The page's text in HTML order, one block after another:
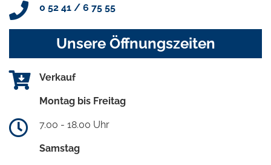
0 52 41 / 6 75 55
Unsere Öffnungszeiten
Verkauf
Montag bis Freitag
7.00 - 18.00 Uhr
Samstag